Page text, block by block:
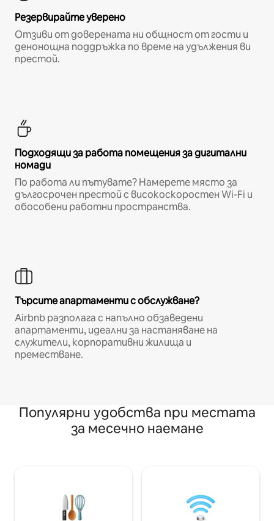
Резервирайте уверено
Отзиви от доверената ни общност от гости и
денонощна поддръжка по време на удължения ви
престой.
Подходящи за работа помещения за дигитални
номади
По работа ли пътувате? Намерете място за
дългосрочен престой с високоскоростен Wi-Fi и
обособени работни пространства.
Търсите апартаменти с обслужване?
Airbnb разполага с напълно обзаведени
апартаменти, идеални за настаняване на
служители, корпоративни жилища и
преместване.
Популярни удобства при местата
за месечно наемане